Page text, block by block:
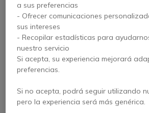
ATEX i.safe IS330.1
sin cámara
1.587,25 €
1.442,95 € s/Iva
i.safe
a sus preferencias
- Ofrecer comunicaciones
sus intereses
- Recopilar estadísticas para
nuestro servicio
Si acepta, su experiencia mejorará
preferencias.
Si no acepta, podrá seguir utilizando
pero la experiencia será más genérica.